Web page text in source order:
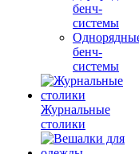
бенч-
системы
бенч-
системы
Журнальные
столики